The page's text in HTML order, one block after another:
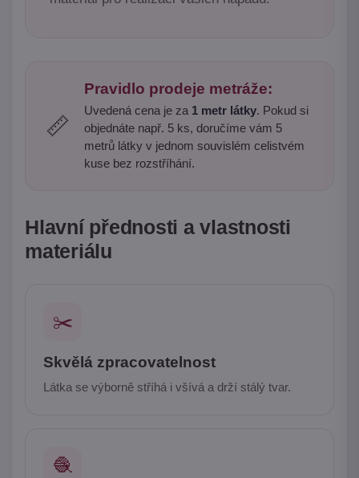
📏
Pravidlo prodeje metráže:
Uvedená cena je za 1 metr látky. Pokud si
objednáte např. 5 ks, doručíme vám 5
metrů látky v jednom souvislém celistvém
kuse bez rozstříhání.
Hlavní přednosti a vlastnosti
materiálu
✂️
Skvělá zpracovatelnost
Látka se výborně stříhá i všívá a drží stálý tvar.
🧶